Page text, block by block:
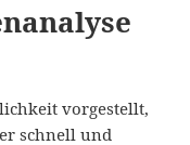
vorgestellt,
schnell und